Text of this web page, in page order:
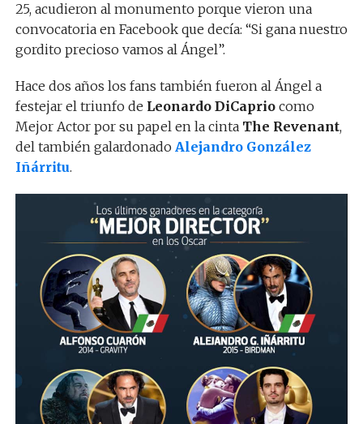
25, acudieron al monumento porque vieron una
convocatoria en Facebook que decía: “Si gana nuestro
gordito precioso vamos al Ángel”.
Hace dos años los fans también fueron al Ángel a
festejar el triunfo de Leonardo DiCapriocomo
Mejor Actor por su papel en la cinta The Revenant,
del también galardonado Alejandro González
Iñárritu.